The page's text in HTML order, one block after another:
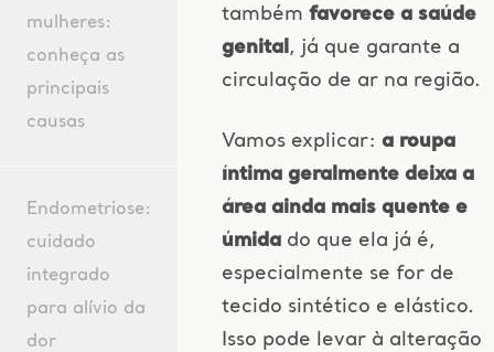
mulheres:
conheça as
principais
causas
Endometriose:
cuidado
integrado
para alívio da
dor
também favorece a saúde
genital , já que garante a
circulação de ar na região.
Vamos explicar: a roupa
íntima geralmente deixa a
área ainda mais quente e
úmida do que ela já é,
especialmente se for de
tecido sintético e elástico.
Isso pode levar à alteração